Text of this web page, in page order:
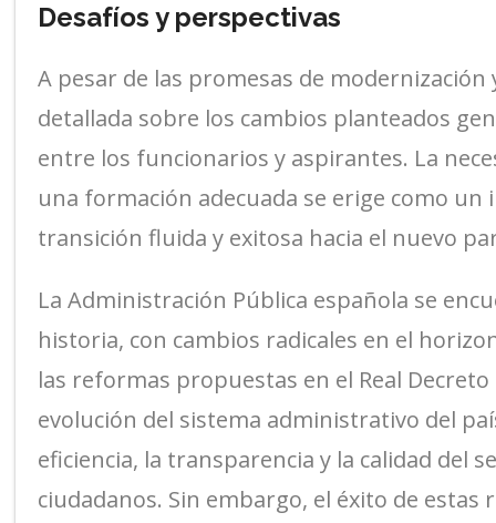
Desafíos y perspectivas
A pesar de las promesas de
detallada sobre los cambios planteados
entre los funcionarios y aspirantes. La
una formación adecuada se erige como
transición fluida y exitosa hacia el nuevo
La Administración Pública española se
historia, con cambios radicales en el
las reformas propuestas en el Real
evolución del sistema administrativo del
eficiencia, la transparencia y la calidad del
ciudadanos. Sin embargo, el éxito de